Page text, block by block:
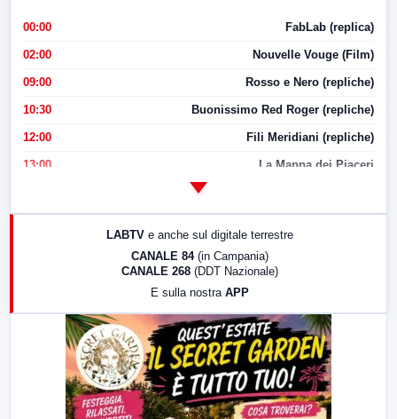
00:00 FabLab (replica)
02:00 Nouvelle Vouge (Film)
09:00 Rosso e Nero (repliche)
10:30 Buonissimo Red Roger (repliche)
12:00 Fili Meridiani (repliche)
13:00 La Mappa dei Piaceri
LabNews (replica)
LABTV e anche sul digitale terrestre
CANALE 84 (in Campania)
CANALE 268 (DDT Nazionale)
E sulla nostra APP